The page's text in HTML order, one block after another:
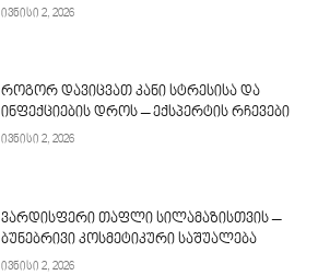
ივნისი 2, 2026
როგორ დავიცვათ კანი სტრესისა და
ინფექციების დროს – ექსპერტის რჩევები
ივნისი 2, 2026
ვარდისფერი თაფლი სილამაზისთვის –
ბუნებრივი კოსმეტიკური საშუალება
ივნისი 2, 2026